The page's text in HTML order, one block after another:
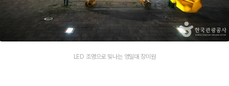
LED 조명으로 빛나는 영일대 장미원